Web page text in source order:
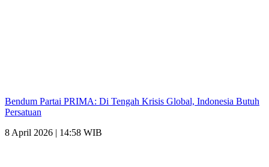
Bendum Partai PRIMA: Di Tengah Krisis Global, Indonesia Butuh
Persatuan
8 April 2026 | 14:58 WIB